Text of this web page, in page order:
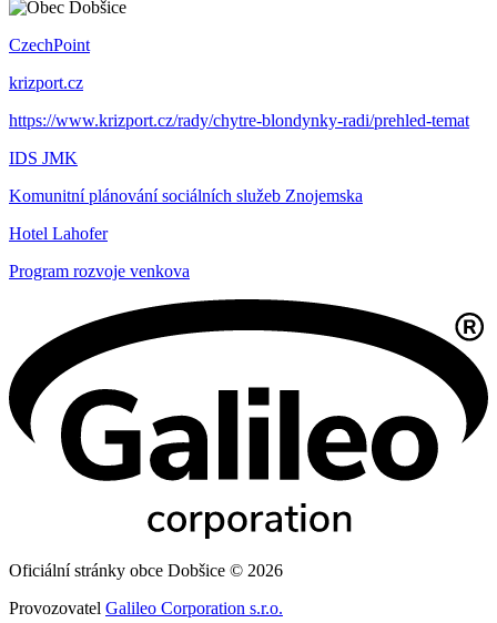
CzechPoint
krizport.cz
https://www.krizport.cz/rady/chytre-blondynky-radi/prehled-temat
IDS JMK
Komunitní plánování sociálních služeb Znojemska
Hotel Lahofer
Program rozvoje venkova
Oficiální stránky obce Dobšice © 2026
Provozovatel Galileo Corporation s.r.o.